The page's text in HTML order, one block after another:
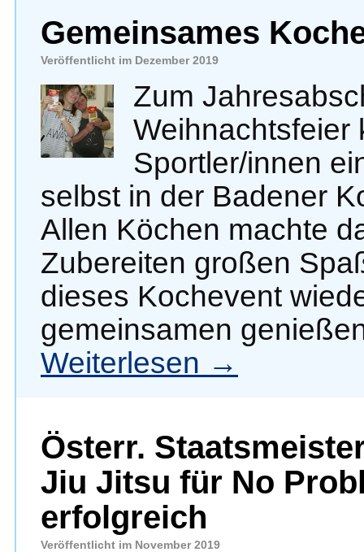
Gemeinsames
Veröffentlicht im Dezember 2019
Zum
Weihnachtsfeier
Sportler/innen
selbst in der Badener
Allen Köchen machte
Zubereiten großen
dieses Kochevent
gemeinsamen
Weiterlesen →
Österr.
Jiu Jitsu für No
erfolgreich
Veröffentlicht im November 2019